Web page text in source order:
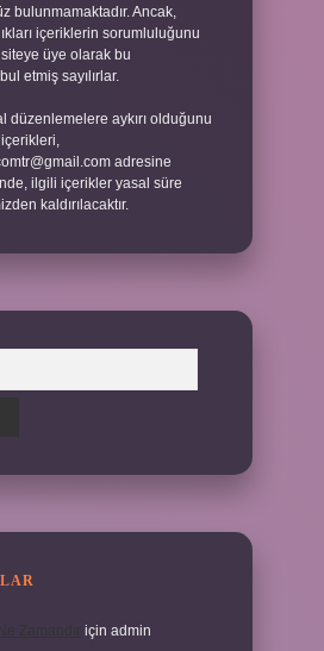
bulunmamaktadır. Ancak,
içeriklerin sorumluluğunu
üye olarak bu
etmiş sayılırlar.
düzenlemelere aykırı olduğunu
adresine
ilgili içerikler yasal süre
kaldırılacaktır.
için admin